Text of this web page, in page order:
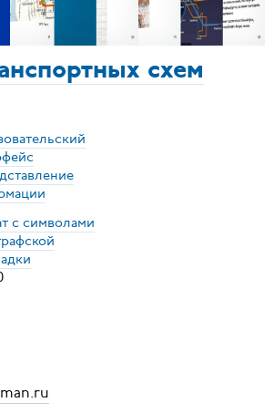
схем
с символами